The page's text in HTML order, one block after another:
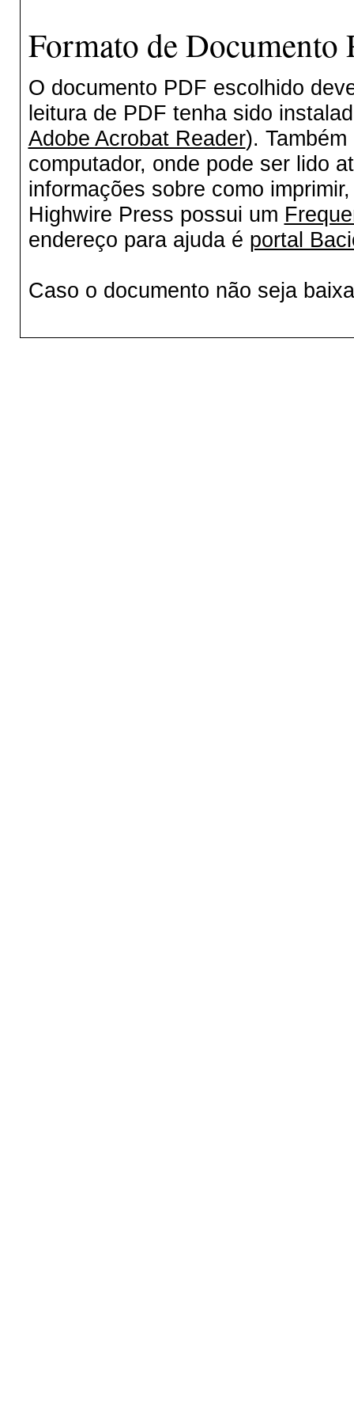
Formato de
O documento PDF escolhido
leitura de PDF tenha sido
Adobe Acrobat Reader).
computador, onde pode ser lido
informações sobre como
Highwire Press possui um
endereço para ajuda é portal
Caso o documento não seja